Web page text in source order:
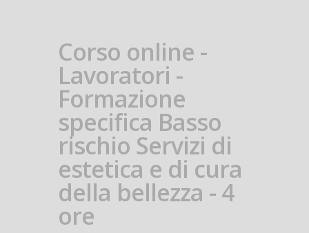
Corso online -
Lavoratori -
Formazione
specifica Basso
rischio Servizi di
estetica e di cura
della bellezza - 4
ore